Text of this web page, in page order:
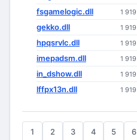
fsgamelogic.dll 1
gekko.dll 1
hpqsrvlc.dll 1
imepadsm.dll 1
in_dshow.dll 1
lffpx13n.dll 1
1 2 3 4 5 6